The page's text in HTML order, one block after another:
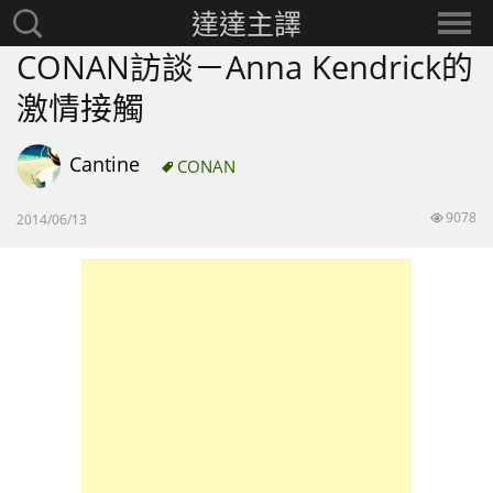
搜
尋：
達達主譯
選
擇
分
CONAN訪談－Anna Kendrick的
激情接觸
Cantine CONAN
2014/06/13 9078